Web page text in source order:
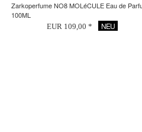
Zarkoperfume NO8 MOLéCULE Eau de
100ML
EUR 109,00 * NEU